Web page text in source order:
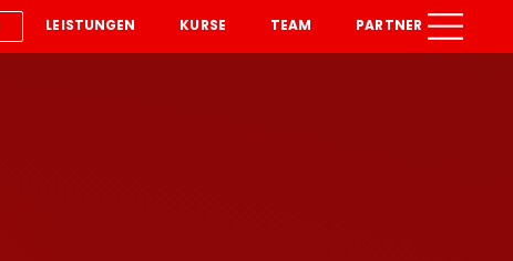
LEISTUNGEN KURSE TEAM PARTNER